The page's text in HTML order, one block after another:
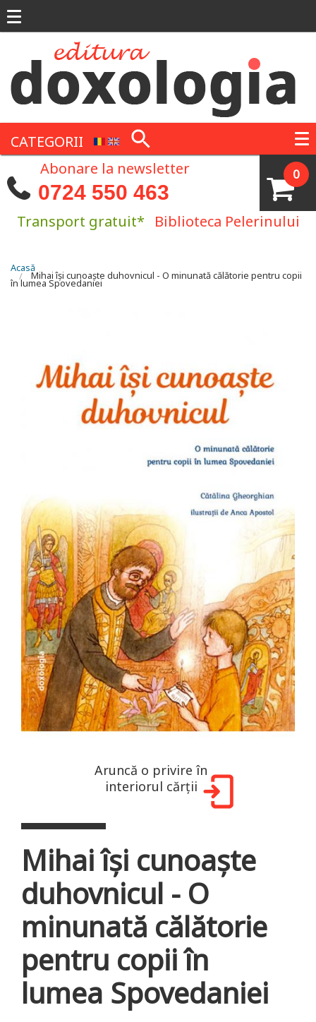
CATEGORII
0
Abonare la newsletter
0724 550 463
Transport gratuit* Biblioteca Pelerinului
Eşti aici
Acasă
Mihai își cunoaște duhovnicul - O minunată călătorie pentru copii
în lumea Spovedaniei
Aruncă o privire în
interiorul cărții
Mihai își cunoaște
duhovnicul - O
minunată călătorie
pentru copii în
lumea Spovedaniei